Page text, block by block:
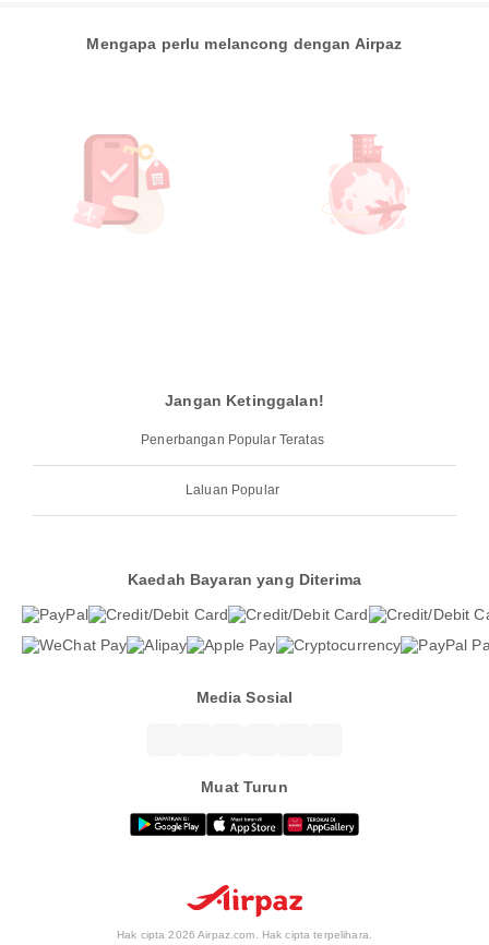
Mengapa perlu melancong dengan Airpaz
Jangan Ketinggalan!
Penerbangan Popular Teratas
Laluan Popular
Kaedah Bayaran yang Diterima
Media Sosial
Muat Turun
Hak cipta 2026 Airpaz.com. Hak cipta terpelihara.